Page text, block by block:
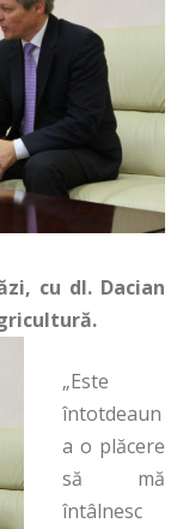
cu dl. Dacian
„Este
întotdeaun
a o plăcere
să mă
întâlnesc